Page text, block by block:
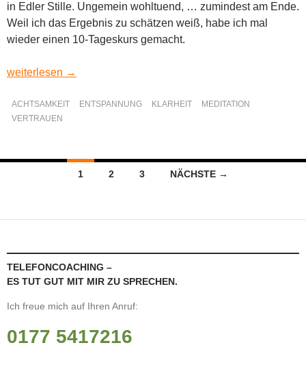
in Edler Stille. Ungemein wohltuend, … zumindest am Ende.
Weil ich das Ergebnis zu schätzen weiß, habe ich mal
wieder einen 10-Tageskurs gemacht.
Vipassana Meditation- vom Denken zur Stille
weiterlesen →
ACHTSAMKEIT ENTSPANNUNG KLARHEIT
MEDITATION
VERTRAUEN
Beitragsnavigation
1 2 3 NÄCHSTE →
TELEFONCOACHING –
ES TUT GUT MIT MIR ZU SPRECHEN.
Ich freue mich auf Ihren Anruf:
0177 5417216